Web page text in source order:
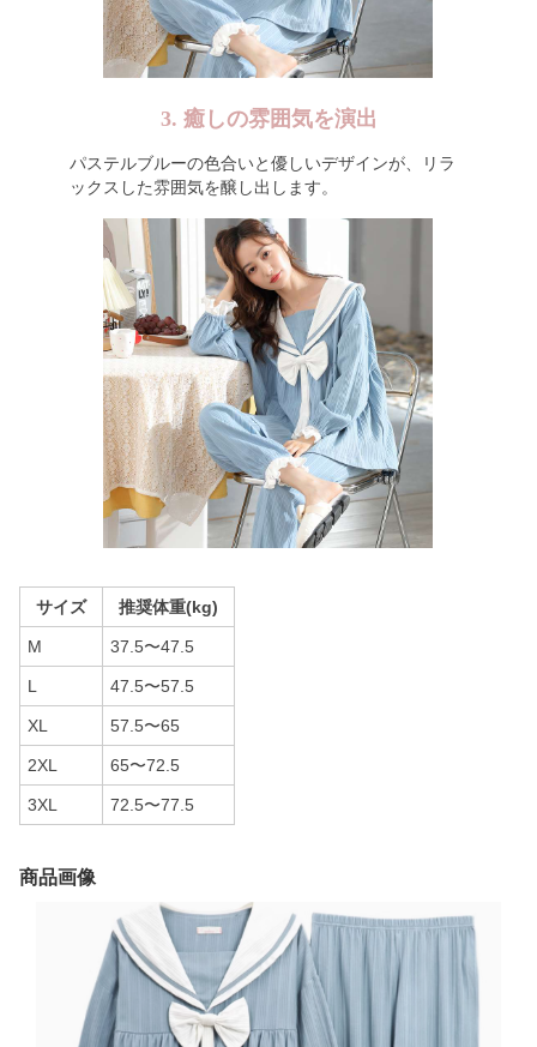
3. 癒しの雰囲気を演出
パステルブルーの色合いと優しいデザインが、リラ
ックスした雰囲気を醸し出します。
サイズ 推奨体重(kg)
M 37.5〜47.5
L 47.5〜57.5
XL 57.5〜65
2XL 65〜72.5
3XL 72.5〜77.5
商品画像